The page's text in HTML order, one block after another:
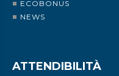
ECOBONUS
NEWS
ATTENDIBILITÀ